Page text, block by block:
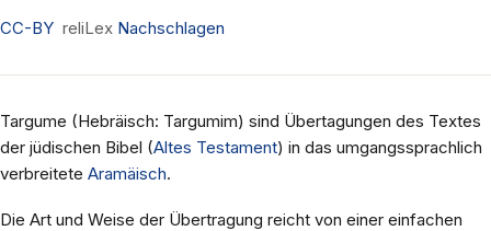
CC-BY reliLex Nachschlagen
Targume (Hebräisch: Targumim) sind Übertagungen des Textes
der jüdischen Bibel (Altes Testament) in das umgangssprachlich
verbreitete Aramäisch.
Die Art und Weise der Übertragung reicht von einer einfachen